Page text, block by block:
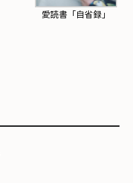
愛読書「自省録」